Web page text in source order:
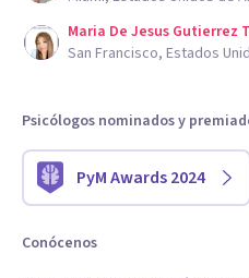
Maria De Jesus Gutierrez
San Francisco, Estados
Psicólogos nominados y
PyM Awards 2024
Conócenos